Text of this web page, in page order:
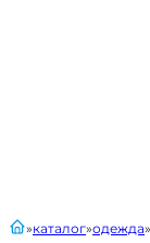
главнаякаталог одежда